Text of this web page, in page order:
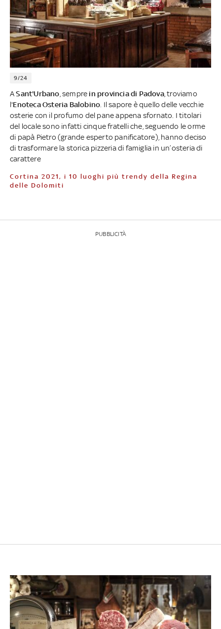
9/24
ASant'Urbano, sempre in provincia di Padova, troviamo
l'Enoteca Osteria Balobino. Il sapore è quello delle vecchie
osterie con il profumo del pane appena sfornato. I titolari
del locale sono infatti cinque fratelli che, seguendo le orme
di papà Pietro (grande esperto panificatore), hanno deciso
di trasformare la storica pizzeria di famiglia in un’osteria di
carattere
Cortina 2021, i 10 luoghi più trendy della Regina
delle Dolomiti
PUBBLICITÀ